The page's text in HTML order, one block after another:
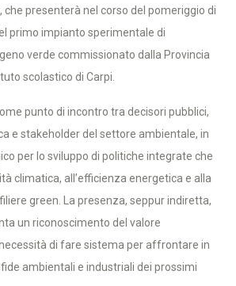
che presenterà nel corso del pomeriggio di
primo impianto sperimentale di
verde commissionato dalla Provincia
scolastico di Carpi.
punto di incontro tra decisori pubblici,
e stakeholder del settore ambientale, in
per lo sviluppo di politiche integrate che
climatica, all’efficienza energetica e alla
green. La presenza, seppur indiretta,
un riconoscimento del valore
di fare sistema per affrontare in
ambientali e industriali dei prossimi